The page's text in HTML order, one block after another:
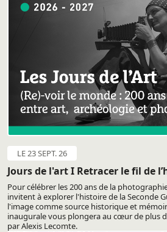
LE 23 SEPT. 26
Jours de l'art I Retracer le fil de
Pour célébrer les 200 ans de la
invitent à explorer l'histoire de la Seconde
l'image comme source historique et
inaugurale vous plongera au cœur de plus
par Alexis Lecomte.